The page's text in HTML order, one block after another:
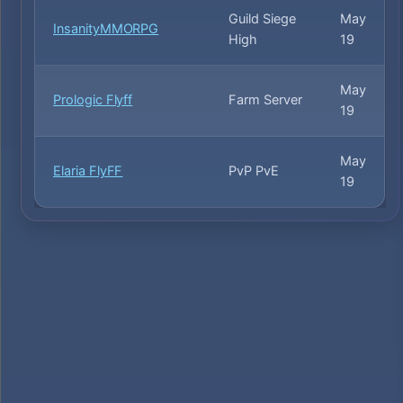
InsanityMMORPG
Guild Siege
High
May
19
Prologic Flyff Farm Server
May
19
Elaria FlyFF PvP PvE
May
19